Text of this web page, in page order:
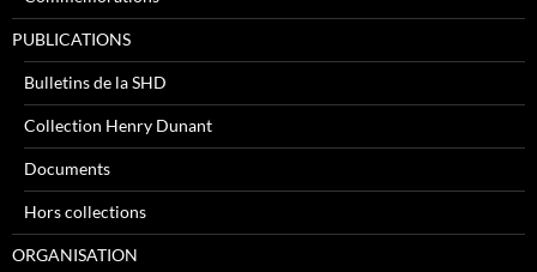
PUBLICATIONS
Bulletins de la SHD
Collection Henry Dunant
Documents
Hors collections
ORGANISATION